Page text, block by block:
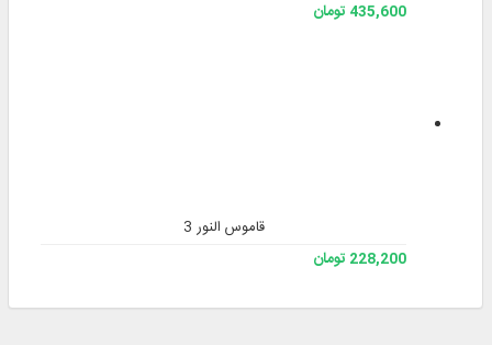
435,600 تومان
قاموس النور 3
228,200 تومان